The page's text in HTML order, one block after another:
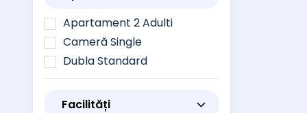
Apartament 2 Adulti
Cameră Single
Dubla Standard
Facilități